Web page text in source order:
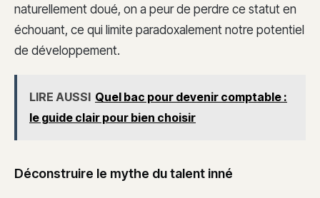
naturellement doué, on a peur de perdre ce statut en
échouant, ce qui limite paradoxalement notre potentiel
de développement.
LIRE AUSSI Quel bac pour devenir comptable :
le guide clair pour bien choisir
Déconstruire le mythe du talent inné